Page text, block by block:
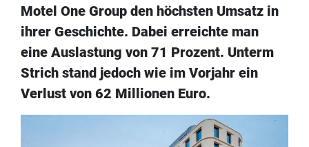
Motel One Group den höchsten Umsatz in
ihrer Geschichte. Dabei erreichte man
eine Auslastung von 71 Prozent. Unterm
Strich stand jedoch wie im Vorjahr ein
Verlust von 62 Millionen Euro.